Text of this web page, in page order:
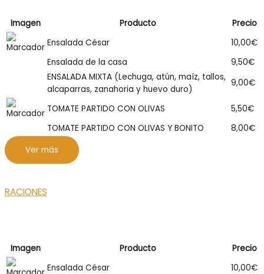
Imagen Producto
Precio
Ensalada César
10,00€
Ensalada de la casa
9,50€
ENSALADA MIXTA (Lechuga, atún, maíz, tallos,
alcaparras, zanahoria y huevo duro)
9,00€
TOMATE PARTIDO CON OLIVAS 5,50€
TOMATE PARTIDO CON OLIVAS Y BONITO
8,00€
Ver más
RACIONES
Imagen Producto
Precio
Ensalada César
10,00€